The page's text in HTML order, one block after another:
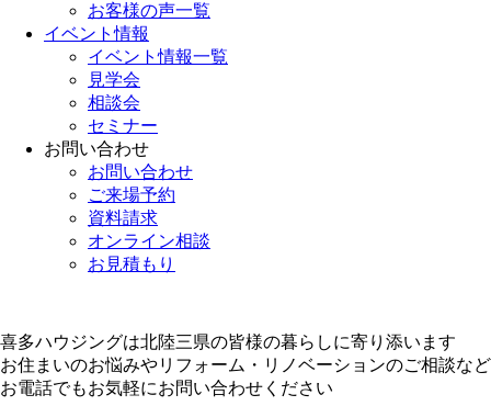
お客様の声一覧
イベント情報
イベント情報一覧
見学会
相談会
セミナー
お問い合わせ
お問い合わせ
ご来場予約
資料請求
オンライン相談
お見積もり
喜多ハウジングは北陸三県の皆様の暮らしに寄り添います
お住まいのお悩みやリフォーム・リノベーションのご相談など
お電話でもお気軽にお問い合わせください